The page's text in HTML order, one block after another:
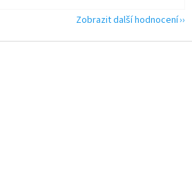
Zobrazit další hodnocení